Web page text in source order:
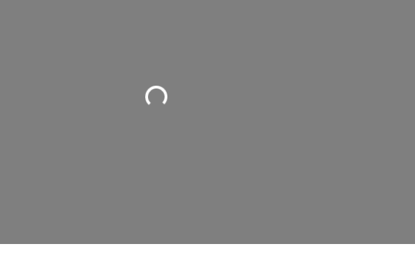
Wird geladen …